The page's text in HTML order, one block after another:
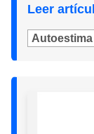
Leer
Autoestima